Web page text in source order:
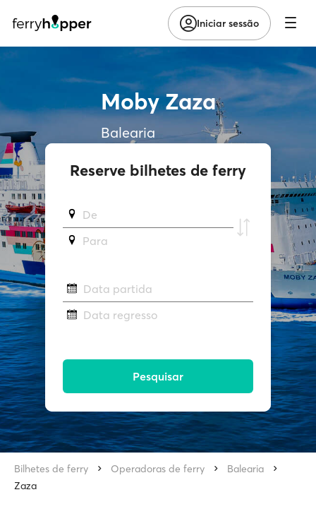
Iniciar sessão
Moby Zaza
Balearia
Reserve bilhetes de ferry
De
Para
Data partida
Data regresso
Pesquisar
Bilhetes de ferry Operadoras de ferry
Balearia
Zaza